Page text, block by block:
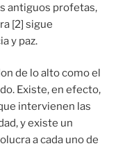
antiguos profetas,
[2] sigue
y paz.
de lo alto como el
Existe, en efecto,
intervienen las
y existe un
a cada uno de